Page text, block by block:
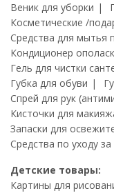
Веник для уборки
Косметические /
Средства для мытья
Кондиционер
Гель для чистки
Губка для обуви
Спрей для рук
Кисточки для
Запаски для
Средства по уходу
Детские товары:
Картины для